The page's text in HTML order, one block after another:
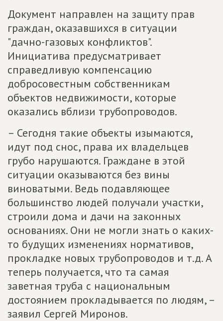
Документ направлен на защиту прав
граждан, оказавшихся в ситуации
"дачно-газовых конфликтов".
Инициатива предусматривает
справедливую компенсацию
добросовестным собственникам
объектов недвижимости, которые
оказались вблизи трубопроводов.
– Сегодня такие объекты изымаются,
идут под снос, права их владельцев
грубо нарушаются. Граждане в этой
ситуации оказываются без вины
виноватыми. Ведь подавляющее
большинство людей получали участки,
строили дома и дачи на законных
основаниях. Они не могли знать о каких-
то будущих изменениях нормативов,
прокладке новых трубопроводов и т.д. А
теперь получается, что та самая
заветная труба с национальным
достоянием прокладывается по людям, –
заявил Сергей Миронов.